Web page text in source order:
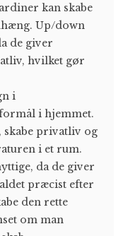
kan skabe
Up/down
de giver
hvilket gør
i
i hjemmet.
skabe privatliv og
i et rum.
da de giver
præcist efter
den rette
om man